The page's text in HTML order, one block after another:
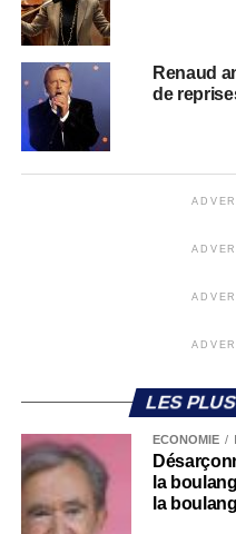
Renaud
de
LES
ECONOMIE
la
la